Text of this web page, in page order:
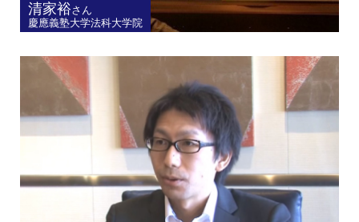
清家裕さん
慶應義塾大学法科大学院